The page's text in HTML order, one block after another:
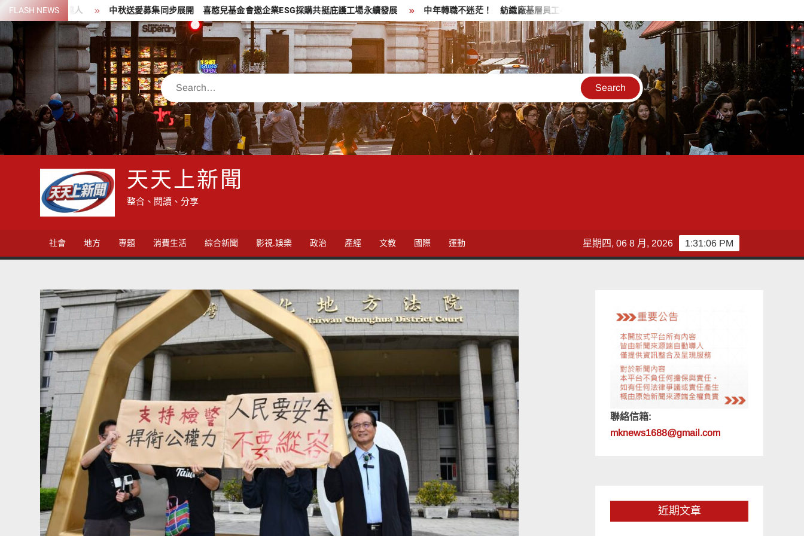
Skip
to
content
FLASH NEWS
售達人 中秋送愛募集同步展開 喜憨兒基金會邀企業ESG採購共挺庇護工場永續發展 中年轉職不迷茫！ 紡織廠基層員工43歲中年失業透過桃分署職訓成功翻身
Search
天天上新聞
整合、閱讀、分享
社會 地方 專題 消費生活 綜合新聞 影視.娛樂 政治 產經 文教 國際 運動 1:31:07 PM
星期四, 06 8 月, 2026
聯絡信箱:
mknews1688@gmail.com
近期文章